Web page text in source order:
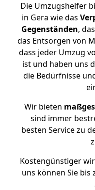
Die Umzugshelfer
in Gera wie das
Gegenständen,
das Entsorgen von
dass jeder Umzug
ist und haben uns
die Bedürfnisse
Wir bieten
sind immer
besten Service zu
Kostengünstiger
uns können Sie bis